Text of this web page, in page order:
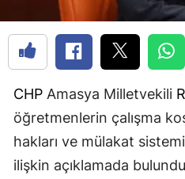
CHP Amasya Milletvekili
öğretmenlerin çalışma
hakları ve mülakat
ilişkin açıklamada